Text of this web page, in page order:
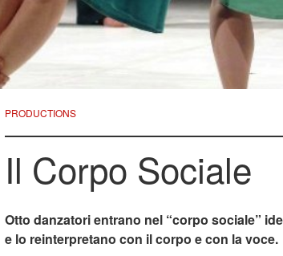
PRODUCTIONS
Il Corpo Sociale
Otto danzatori entrano nel “corpo sociale”
e lo reinterpretano con il corpo e con la voce.